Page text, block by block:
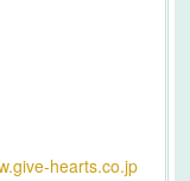
hearts.co.jp